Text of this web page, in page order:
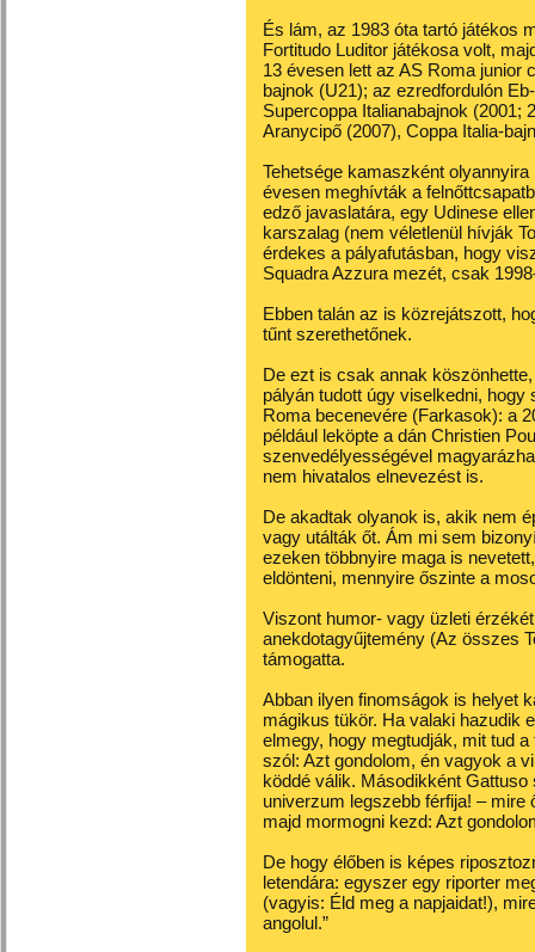
És lám, az 1983 óta tartó játékos
Fortitudo Luditor játékosa volt,
13 évesen lett az AS Roma junior
bajnok (U21); az ezredfordulón
Supercoppa Italianabajnok (2001;
Aranycipő (2007), Coppa Italia-
Tehetsége kamaszként
évesen meghívták a
edző javaslatára, egy Udinese
karszalag (nem véletlenül hívják
érdekes a pályafutásban, hogy
Squadra Azzura mezét, csak
Ebben talán az is közrejátszott,
tűnt szerethetőnek.
De ezt is csak annak
pályán tudott úgy viselkedni,
Roma becenevére (Farkasok): a
például leköpte a dán Christien
szenvedélyességével
nem hivatalos elnevezést is.
De akadtak olyanok is, akik nem
vagy utálták őt. Ám mi sem
ezeken többnyire maga is
eldönteni, mennyire őszinte a
Viszont humor- vagy üzleti
anekdotagyűjtemény (Az összes
támogatta.
Abban ilyen finomságok is helyet
mágikus tükör. Ha valaki hazudik
elmegy, hogy megtudják, mit tud
szól: Azt gondolom, én vagyok a
köddé válik. Másodikként
univerzum legszebb férfija! – mire
majd mormogni kezd: Azt
De hogy élőben is képes
letendára: egyszer egy riporter
(vagyis: Éld meg a napjaidat!),
angolul.”